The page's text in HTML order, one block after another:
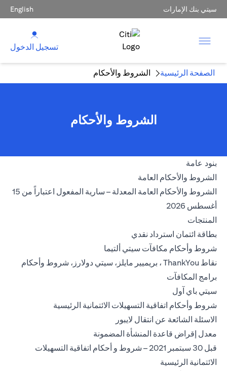
سيتي بنك الإمارات English
تسجيل الدخول
الصفحة الرئيسية الشروط والأحكام
الشروط والأحكام
بنود عامة
الشروط والأحكام العامة
الشروط والأحكام العامة المعدلة – سارية المفعول اعتباراً من 15
أغسطس 2026
المنتجات
بطاقة ائتمان استرداد نقدي
شروط وأحكام مكافآت سيتي ألتيما
نقاط ThankYou ، بريميير مايلز، سيتي دولارز، شروط وأحكام
برامج المكافآت
سيتي باي آول
شروط وأحكام اتفاقية التسهيلات الائتمانية الرئيسية
الاسئلة الشائعة عن انتقال لايبور
معدل إقراض قاعدة المنشأة المضمونة
قبل 30 سبتمبر 2021 – شروط و أحكام اتفاقية التسهيلات
الائتمانية الرئيسية